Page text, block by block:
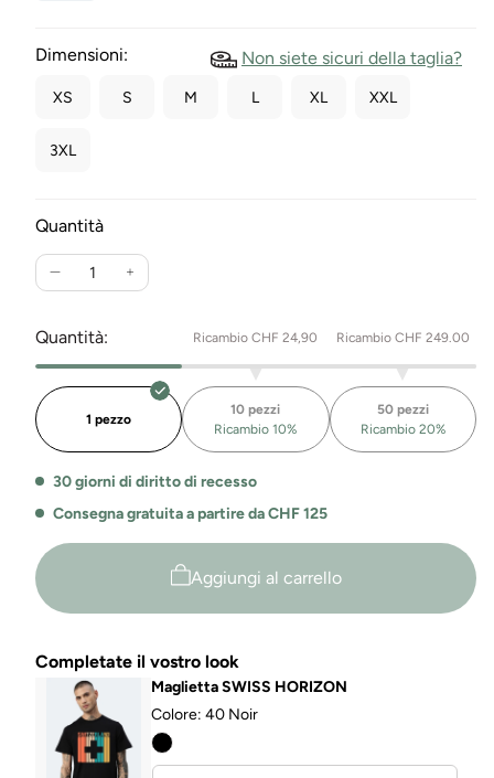
Dimensioni: Non siete sicuri della taglia?
XS S M L XL XXL
3XL
Quantità
Ridurre
quantità
per
T-
Shirt
SUISSE
Aumentare
quantità
T-
Shirt
SUISSE
Quantità: Ricambio CHF 24,90 Ricambio CHF 249.00
1 pezzo
10 pezzi
Ricambio 10%
50 pezzi
Ricambio 20%
30 giorni di diritto di recesso
Consegna gratuita a partire da CHF 125
Aggiungi al carrello
Completate il vostro look
Maglietta SWISS HORIZON
Colore: 40 Noir